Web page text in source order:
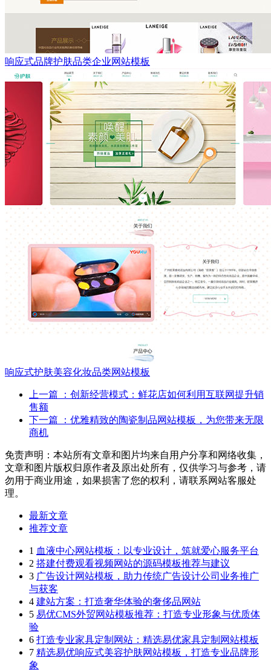
响应式品牌护肤品类企业网站模板
响应式护肤美容化妆品类网站模板
上一篇
：创新经营模式：鲜花店如何利用互联网提升销
售额
下一篇
：优雅精致的陶瓷制品网站模板，为您带来无限
商机
免责声明：本站所有文章和图片均来自用户分享和网络收集，
文章和图片版权归原作者及原出处所有，仅供学习与参考，请
勿用于商业用途，如果损害了您的权利，请联系网站客服处
理。
最新文章
推荐文章
1 血液中心网站模板：以专业设计，筑就爱心服务平台
2 搭建付费观看视频网站的源码模板推荐与建议
3 广告设计网站模板，助力传统广告设计公司业务推广
与获客
4 建站方案：打造奢华体验的奢侈品网站
5 易优CMS外贸网站模板推荐：打造专业形象与优质体
验
6 打造专业家具定制网站：精选易优家具定制网站模板
7 精选易优响应式美容护肤网站模板，打造专业品牌形
象